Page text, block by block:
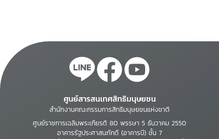
ศูนย์สารสนเทศสิทธิมนุษยชน
สำนักงานคณะกรรมการสิทธิมนุษยชนแห่งชาติ
ศูนย์ราชการเฉลิมพระเกียรติ 80 พรรษา 5 ธันวาคม 2550
อาคารรัฐประศาสนภักดี (อาคารบี) ชั้น 7